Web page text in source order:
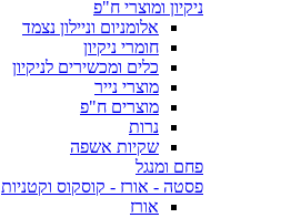
ניקיון ומוצרי ח"פ
אלומניום וניילון נצמד
חומרי ניקיון
כלים ומכשירים לניקיון
מוצרי נייר
מוצרים ח"פ
נרות
שקיות אשפה
פחם ומנגל
פסטה - אורז - קוסקוס וקטניות
אורז